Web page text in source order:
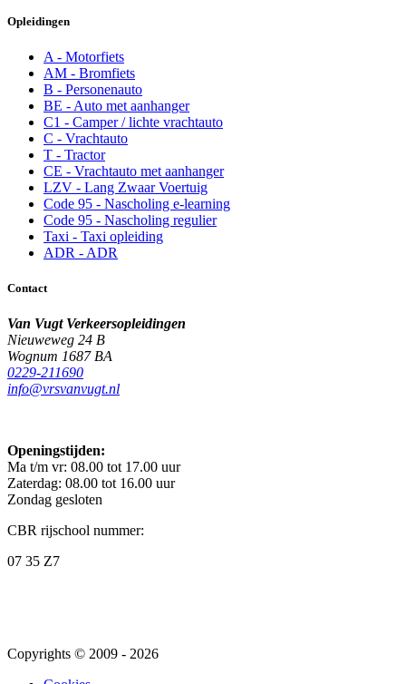
Opleidingen
A - Motorfiets
AM - Bromfiets
B - Personenauto
BE - Auto met aanhanger
C1 - Camper / lichte vrachtauto
C - Vrachtauto
T - Tractor
CE - Vrachtauto met aanhanger
LZV - Lang Zwaar Voertuig
Code 95 - Nascholing e-learning
Code 95 - Nascholing regulier
Taxi - Taxi opleiding
ADR - ADR
Contact
Van Vugt Verkeersopleidingen
Nieuweweg 24 B
Wognum 1687 BA
0229-211690
info@vrsvanvugt.nl
Openingstijden:
Ma t/m vr: 08.00 tot 17.00 uur
Zaterdag: 08.00 tot 16.00 uur
Zondag gesloten
CBR rijschool nummer:
07 35 Z7
Copyrights © 2009 - 2026